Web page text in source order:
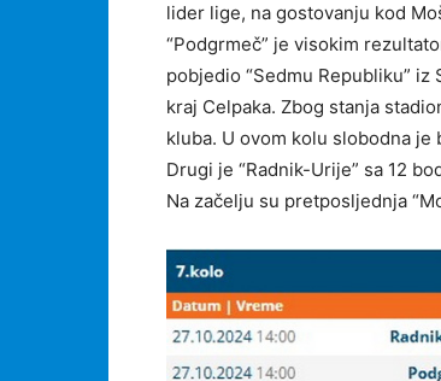
lider lige, na gostovanju kod
“Podgrmeč” je visokim
pobjedio “Sedmu Republiku”
kraj Celpaka. Zbog stanja
kluba. U ovom kolu slobodna je
Drugi je “Radnik-Urije” sa 12
Na začelju su pretposljednja